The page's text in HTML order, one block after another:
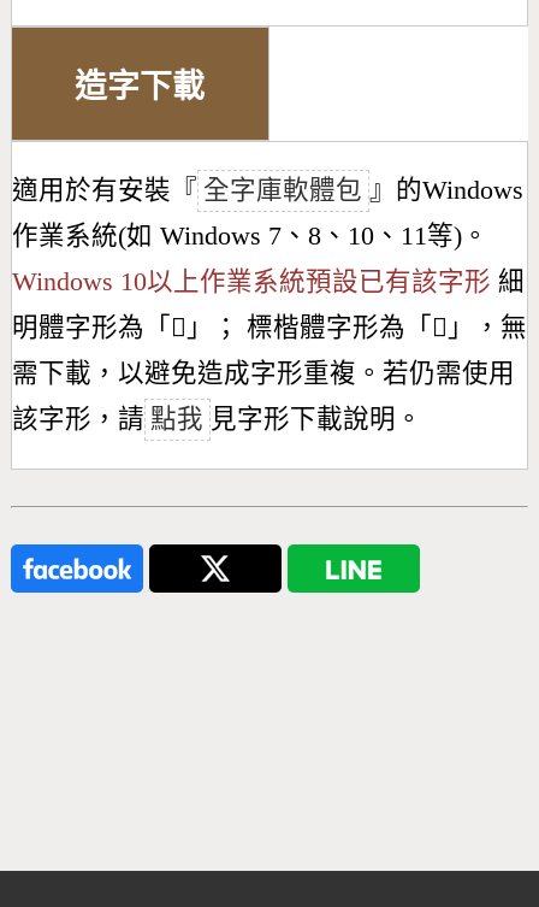
造字下載
適用於有安裝『 全字庫軟體包 』的Windows
作業系統(如 Windows 7、8、10、11等)。
Windows 10以上作業系統預設已有該字形 細
明體字形為「 𣅩 」； 標楷體字形為「 𣅩 」，無
需下載，以避免造成字形重複。若仍需使用
該字形，請 點我 見字形下載說明。